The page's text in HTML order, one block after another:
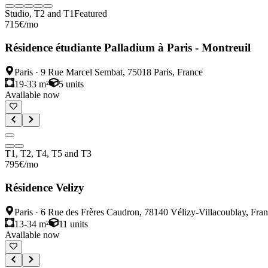
Studio, T2 and T1Featured
715€/mo
Résidence étudiante Palladium à Paris - Montreuil
Paris · 9 Rue Marcel Sembat, 75018 Paris, France
19-33 m²
5 units
Available now
T1, T2, T4, T5 and T3
795€/mo
Résidence Velizy
Paris · 6 Rue des Frères Caudron, 78140 Vélizy-Villacoublay,
13-34 m²
11 units
Available now